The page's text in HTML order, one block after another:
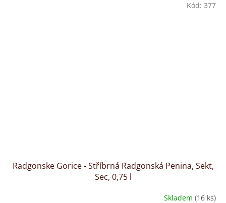
Radgonske Gorice - Stříbrná Radgonská Penina, Sekt,
Sec, 0,75 l
Skladem (16 ks)
Kód: 377